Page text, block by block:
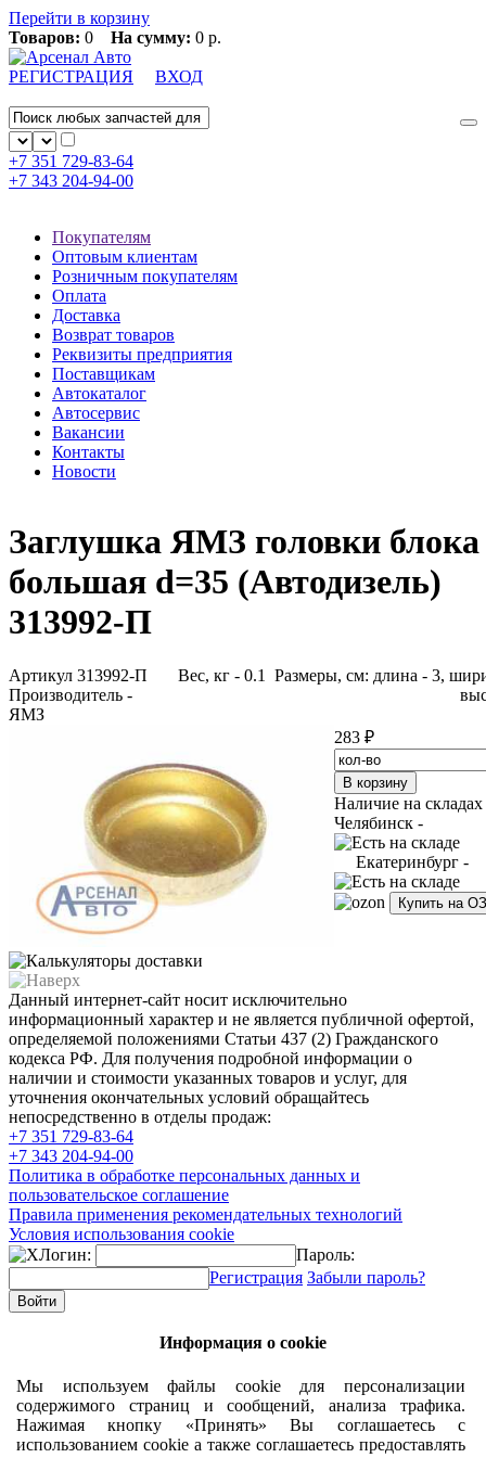
Перейти в корзину
Товаров: 0 На сумму: 0 р.
РЕГИСТРАЦИЯ ВХОД
+7 351 729-83-64
+7 343 204-94-00
Покупателям
Оптовым клиентам
Розничным покупателям
Оплата
Доставка
Возврат товаров
Реквизиты предприятия
Поставщикам
Автокаталог
Автосервис
Вакансии
Контакты
Новости
Заглушка ЯМЗ головки блока
большая d=35 (Автодизель)
313992-П
Артикул 313992-П
Производитель -
ЯМЗ
Вес, кг - 0.1 Размеры, см: длина - 3,
283 ₽
Наличие на складах
Челябинск -
Екатеринбург -
Купить на
Данный интернет-сайт носит исключительно
информационный характер и не является публичной офертой,
определяемой положениями Статьи 437 (2) Гражданского
кодекса РФ. Для получения подробной информации о
наличии и стоимости указанных товаров и услуг, для
уточнения окончательных условий обращайтесь
непосредственно в отделы продаж:
+7 351 729-83-64
+7 343 204-94-00
Политика в обработке персональных данных и
пользовательское соглашение
Правила применения рекомендательных технологий
Условия использования cookie
Логин:
Пароль:
Регистрация Забыли пароль?
Информация о cookie
Мы используем файлы cookie для персонализации
содержимого страниц и сообщений, анализа трафика.
Нажимая кнопку «Принять» Вы соглашаетесь с
использованием cookie а также соглашаетесь предоставлять